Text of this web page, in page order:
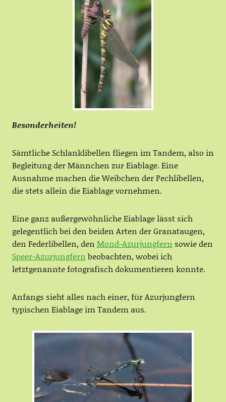
Besonderheiten!
Sämtliche Schlanklibellen fliegen im Tandem, also in
Begleitung der Männchen zur Eiablage. Eine
Ausnahme machen die Weibchen der Pechlibellen,
die stets allein die Eiablage vornehmen.
Eine ganz außergewöhnliche Eiablage lässt sich
gelegentlich bei den beiden Arten der Granataugen,
den Federlibellen, den Mond-Azurjungfern sowie den
Speer-Azurjungfern beobachten, wobei ich
letztgenannte fotografisch dokumentieren konnte.
Anfangs sieht alles nach einer, für Azurjungfern
typischen Eiablage im Tandem aus.